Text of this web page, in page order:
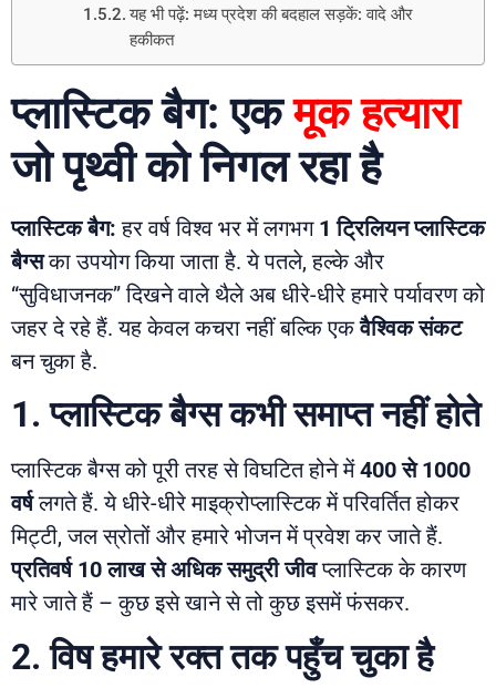
यह भी पढ़ें: मध्य प्रदेश की बदहाल सड़कें: वादे और
हकीकत
प्लास्टिक बैग: एकमूक हत्यारा
जो पृथ्वी को निगल रहा है
प्लास्टिक बैग: हर वर्ष विश्व भर में लगभग 1 ट्रिलियन प्लास्टिक
बैग्सका उपयोग किया जाता है. ये पतले, हल्के और
“सुविधाजनक” दिखने वाले थैले अब धीरे-धीरे हमारे पर्यावरण को
जहर दे रहे हैं. यह केवल कचरा नहीं बल्कि एकवैश्विक संकट
बन चुका है.
1. प्लास्टिक बैग्स कभी समाप्त नहीं होते
प्लास्टिक बैग्स को पूरी तरह से विघटित होने में400 से 1000
वर्षलगते हैं. ये धीरे-धीरे माइक्रोप्लास्टिक में परिवर्तित होकर
मिट्टी, जल स्रोतों और हमारे भोजन में प्रवेश कर जाते हैं.
प्रतिवर्ष 10 लाख से अधिक समुद्री जीवप्लास्टिक के कारण
मारे जाते हैं – कुछ इसे खाने से तो कुछ इसमें फंसकर.
2. विष हमारे रक्त तक पहुँच चुका है